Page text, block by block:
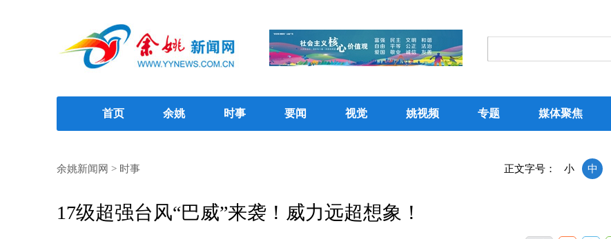
首页 余姚 时事 要闻 视觉 姚视频 专题 媒体聚焦
正文字号： 小 中
余姚新闻网 > 时事
17级超强台风“巴威”来袭！威力远超想象！